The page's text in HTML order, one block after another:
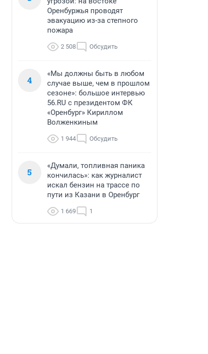
Оренбуржья проводят
эвакуацию из-за степного
пожара
2 508 Обсудить
4
«Мы должны быть в любом
случае выше, чем в прошлом
сезоне»: большое интервью
56.RU с президентом ФК
«Оренбург» Кириллом
Волженкиным
1 944 Обсудить
5
«Думали, топливная паника
кончилась»: как журналист
искал бензин на трассе по
пути из Казани в Оренбург
1 669 1